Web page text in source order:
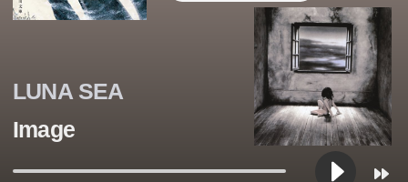
LUNA SEA
Image